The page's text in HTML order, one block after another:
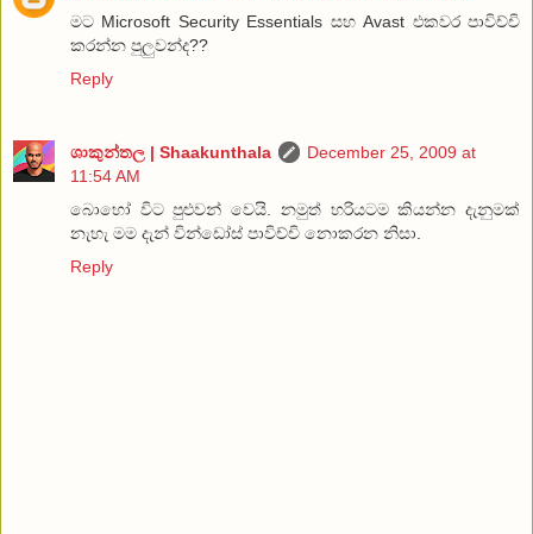
මට Microsoft Security Essentials සහ Avast එකවර පාවිච්චි
කරන්න පුලුවන්ද??
Reply
ශාකුන්තල | Shaakunthala
December 25, 2009 at
11:54 AM
බොහෝ විට පුළුවන් වෙයි. නමුත් හරියටම කියන්න දැනුමක්
නැහැ මම දැන් වින්ඩෝස් පාවිච්චි නොකරන නිසා.
Reply